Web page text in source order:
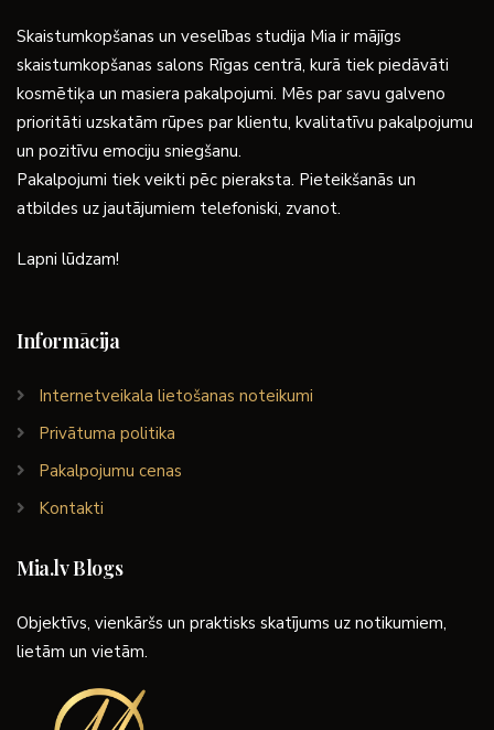
Skaistumkopšanas un veselības studija Mia ir mājīgs
skaistumkopšanas salons Rīgas centrā, kurā tiek piedāvāti
kosmētiķa un masiera pakalpojumi. Mēs par savu galveno
prioritāti uzskatām rūpes par klientu, kvalitatīvu pakalpojumu
un pozitīvu emociju sniegšanu.
Pakalpojumi tiek veikti pēc pieraksta. Pieteikšanās un
atbildes uz jautājumiem telefoniski, zvanot.
Lapni lūdzam!
Informācija
Internetveikala lietošanas noteikumi
Privātuma politika
Pakalpojumu cenas
Kontakti
Mia.lv Blogs
Objektīvs, vienkāršs un praktisks skatījums uz notikumiem,
lietām un vietām.